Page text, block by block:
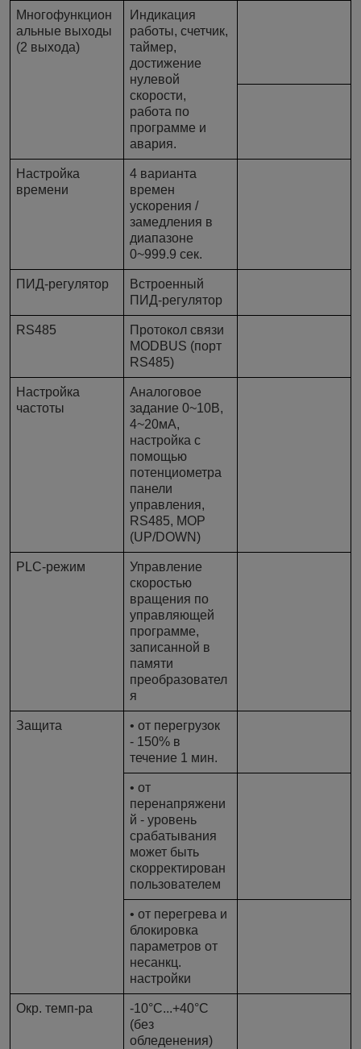
Многофункцион
альные выходы
(2 выхода)
Индикация
работы, счетчик,
таймер,
достижение
нулевой
скорости,
работа по
программе и
авария.
Настройка
времени
4 варианта
времен
ускорения /
замедления в
диапазоне
0~999.9 сек.
ПИД-регулятор
Встроенный
ПИД-регулятор
RS485
Протокол связи
MODBUS (порт
RS485)
Настройка
частоты
Аналоговое
задание 0~10В,
4~20мА,
настройка с
помощью
потенциометра
панели
управления,
RS485, МОР
(UP/DOWN)
PLC-режим
Управление
скоростью
вращения по
управляющей
программе,
записанной в
памяти
преобразовател
я
Защита
• от перегрузок
- 150% в
течение 1 мин.
• от
перенапряжени
й - уровень
срабатывания
может быть
скорректирован
пользователем
• от перегрева и
блокировка
параметров от
несанкц.
настройки
Окр. темп-ра
-10°C...+40°C
(без
обледенения)